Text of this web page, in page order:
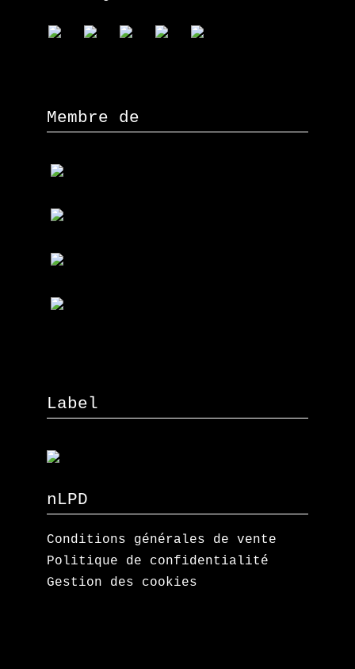
Membre de
Label
nLPD
Conditions générales de vente
Politique de confidentialité
Gestion des cookies